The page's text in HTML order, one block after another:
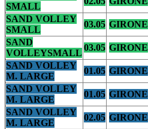
SMALL
SAND VOLLEY
SMALL
03.05 GIRONE
SAND
VOLLEYSMALL
03.05 GIRONE
SAND VOLLEY
M. LARGE
01.05 GIRONE
SAND VOLLEY
M. LARGE
01.05 GIRONE
SAND VOLLEY
M. LARGE
02.05 GIRONE